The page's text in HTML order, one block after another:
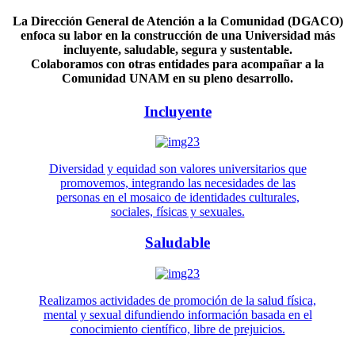
La Dirección General de Atención a la Comunidad (DGACO)
enfoca su labor en la construcción de una Universidad más
incluyente, saludable, segura y sustentable.
Colaboramos con otras entidades para acompañar a la
Comunidad UNAM en su pleno desarrollo.
Incluyente
Diversidad y equidad son valores universitarios que
promovemos, integrando las necesidades de las
personas en el mosaico de identidades culturales,
sociales, físicas y sexuales.
Saludable
Realizamos actividades de promoción de la salud física,
mental y sexual difundiendo información basada en el
conocimiento científico, libre de prejuicios.